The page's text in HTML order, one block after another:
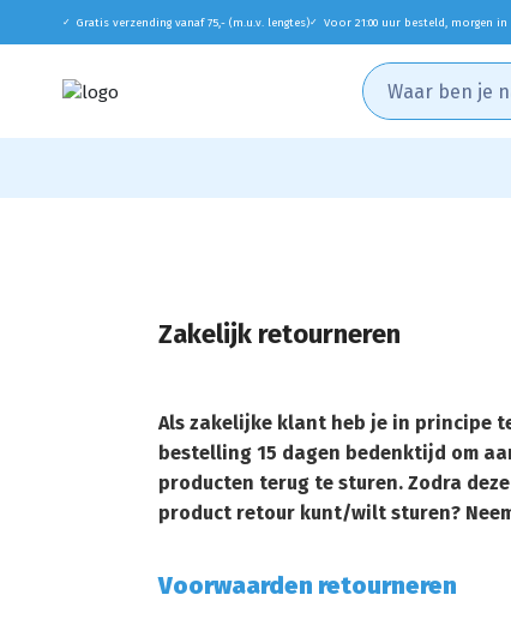
✓ Gratis verzending vanaf 75,- (m.u.v. lengtes)✓ Voor 21:00 uur besteld, morgen
Zakelijk retourneren
Als zakelijke klant heb je in principe
bestelling 15 dagen bedenktijd om
producten terug te sturen. Zodra
product retour kunt/wilt sturen?
Voorwaarden retourneren